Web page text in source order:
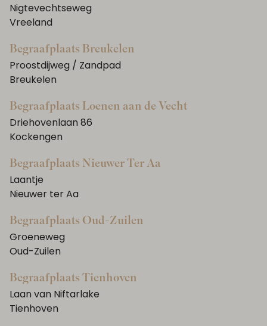
Nigtevechtseweg
Vreeland
Begraafplaats Breukelen
Proostdijweg / Zandpad
Breukelen
Begraafplaats Loenen aan de Vecht
Driehovenlaan 86
Kockengen
Begraafplaats Nieuwer Ter Aa
Laantje
Nieuwer ter Aa
Begraafplaats Oud-Zuilen
Groeneweg
Oud-Zuilen
Begraafplaats Tienhoven
Laan van Niftarlake
Tienhoven